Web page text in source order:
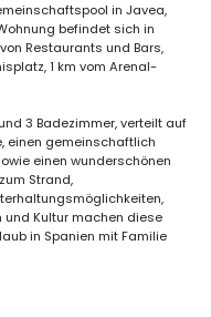
in Javea,
befindet sich in
Restaurants und Bars,
1 km vom Arenal-
3 Badezimmer, verteilt auf
einen gemeinschaftlich
einen wunderschönen
Strand,
Kultur machen diese
in Spanien mit Familie